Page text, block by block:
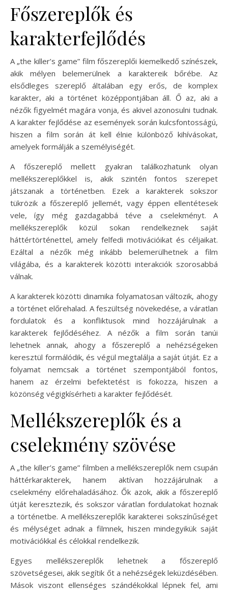
Főszereplők és
karakterfejlődés
A „the killer’s game” film főszereplői kiemelkedő színészek,
akik mélyen belemerülnek a karaktereik bőrébe. Az
elsődleges szereplő általában egy erős, de komplex
karakter, aki a történet középpontjában áll. Ő az, aki a
nézők figyelmét magára vonja, és akivel azonosulni tudnak.
A karakter fejlődése az események során kulcsfontosságú,
hiszen a film során át kell élnie különböző kihívásokat,
amelyek formálják a személyiségét.
A főszereplő mellett gyakran találkozhatunk olyan
mellékszereplőkkel is, akik szintén fontos szerepet
játszanak a történetben. Ezek a karakterek sokszor
tükrözik a főszereplő jellemét, vagy éppen ellentétesek
vele, így még gazdagabbá téve a cselekményt. A
mellékszereplők közül sokan rendelkeznek saját
háttértörténettel, amely felfedi motivációikat és céljaikat.
Ezáltal a nézők még inkább belemerülhetnek a film
világába, és a karakterek közötti interakciók szorosabbá
válnak.
A karakterek közötti dinamika folyamatosan változik, ahogy
a történet előrehalad. A feszültség növekedése, a váratlan
fordulatok és a konfliktusok mind hozzájárulnak a
karakterek fejlődéséhez. A nézők a film során tanúi
lehetnek annak, ahogy a főszereplő a nehézségeken
keresztül formálódik, és végül megtalálja a saját útját. Ez a
folyamat nemcsak a történet szempontjából fontos,
hanem az érzelmi befektetést is fokozza, hiszen a
közönség végigkísérheti a karakter fejlődését.
Mellékszereplők és a
cselekmény szövése
A „the killer’s game” filmben a mellékszereplők nem csupán
háttérkarakterek, hanem aktívan hozzájárulnak a
cselekmény előrehaladásához. Ők azok, akik a főszereplő
útját keresztezik, és sokszor váratlan fordulatokat hoznak
a történetbe. A mellékszereplők karakterei sokszínűséget
és mélységet adnak a filmnek, hiszen mindegyikük saját
motivációkkal és célokkal rendelkezik.
Egyes mellékszereplők lehetnek a főszereplő
szövetségesei, akik segítik őt a nehézségek leküzdésében.
Mások viszont ellenséges szándékokkal lépnek fel, ami